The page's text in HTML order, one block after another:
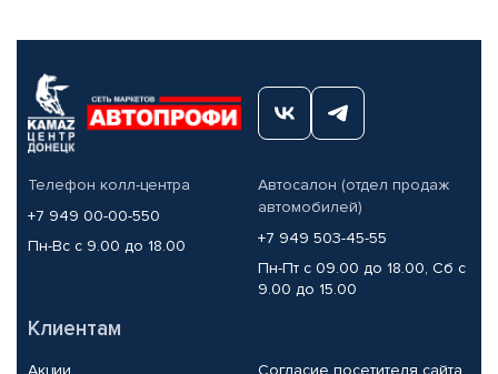
Телефон колл-центра
+7 949 00-00-550
Пн-Вс с 9.00 до 18.00
Автосалон (отдел продаж
автомобилей)
+7 949 503-45-55
Пн-Пт с 09.00 до 18.00, Сб с
9.00 до 15.00
Клиентам
Акции Согласие посетителя сайта